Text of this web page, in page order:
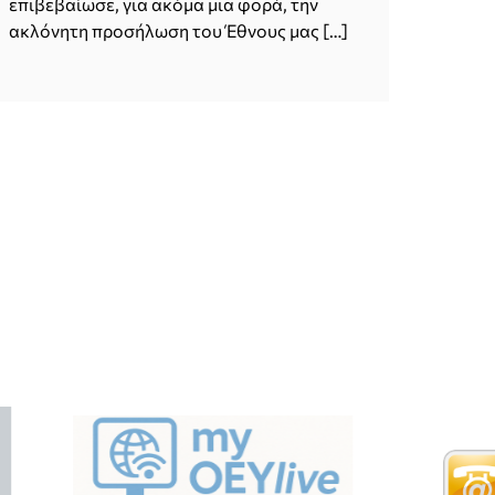
ακλόνητη προσήλωση του Έθνους μας […]